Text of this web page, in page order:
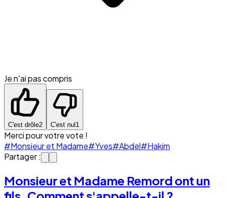
Je n'ai pas compris
C'est drôle2 C'est nul 1
Merci pour votre vote !
#Monsieur et Madame#Yves#Abdel#Hakim
Partager :
Monsieur et Madame Remord ont un